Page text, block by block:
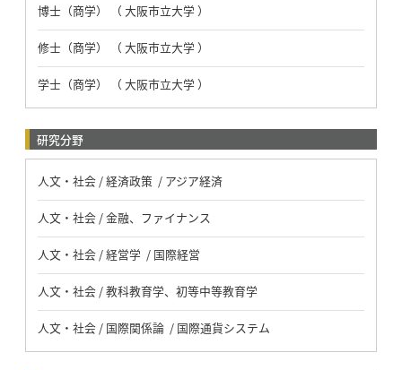
博士（商学） （ 大阪市立大学 ）
修士（商学） （ 大阪市立大学 ）
学士（商学） （ 大阪市立大学 ）
研究分野
人文・社会 / 経済政策 / アジア経済
人文・社会 / 金融、ファイナンス
人文・社会 / 経営学 / 国際経営
人文・社会 / 教科教育学、初等中等教育学
人文・社会 / 国際関係論 / 国際通貨システム